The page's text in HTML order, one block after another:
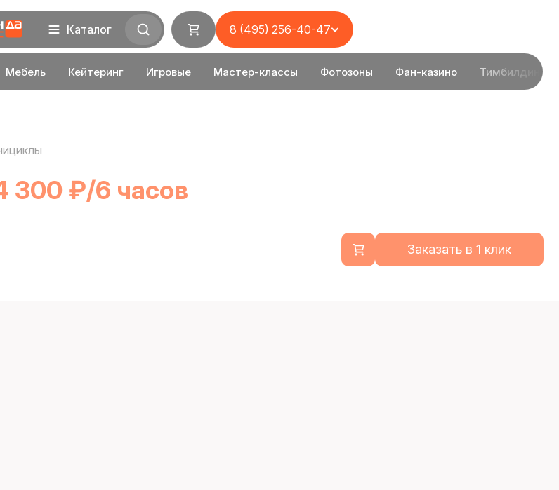
Мебель Кейтеринг Игровые Мастер-классы Фотозоны Фан-казино Тимбилдинг
Каталог 8 (495) 256-40-47
300 ₽/6 часов
Заказать в 1 клик